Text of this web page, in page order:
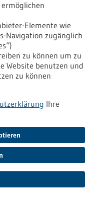
Forscher einen
so verausgabten
gegen die
kann-
Nachweis löslicher
Relevant für die
Elemente wie
Navigation zugänglich
zu können um zu
Website benutzen und
zu können
Ihre